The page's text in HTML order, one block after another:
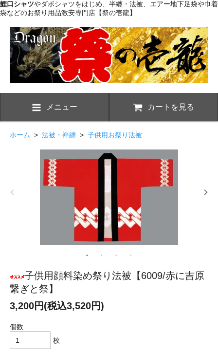
鯉口シャツやダボシャツをはじめ、半纏・法被、エアー地下足袋や巾着
袋などのお祭り用品激安専門店【祭の壱龍】
メニュー カートを見る
ホーム > 法被・袢纏 > 子供用お祭り法被
子供用顔料染め祭り法被【6009/赤に吉原
繋ぎと祭】
3,200円(税込3,520円)
個数
枚